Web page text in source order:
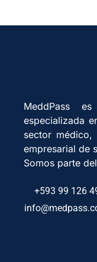
MeddPass
especializada
sector
empresarial de
Somos parte
+593 99 126